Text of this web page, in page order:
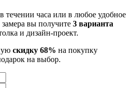
течении часа или в любое удобное
вы получите 3 варианта
и дизайн-проект.
скидку 68% на покупку
на выбор.